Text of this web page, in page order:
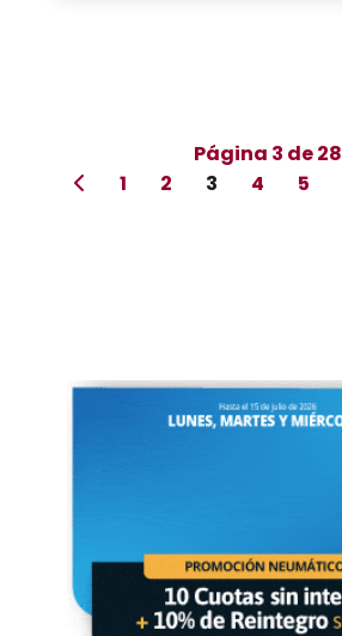
Página 3 de 28
1
2 3 4 5